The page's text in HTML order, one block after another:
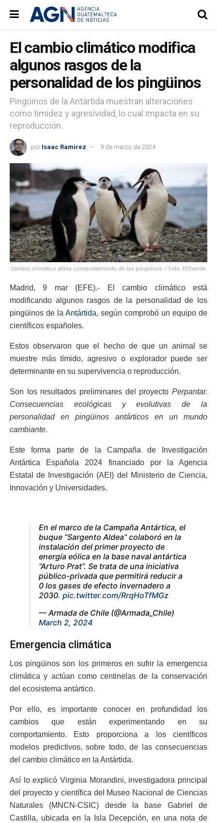
El cambio climático modifica
algunos rasgos de la
personalidad de los pingüinos
Pingüinos de la Antártida muestran alteraciones
como timidez y agresividad, lo cual impacta en su
reproducción.
por Isaac Ramirez 9 de marzo de 2024
Cambio climático altera comportamiento de los pingüinos. / Foto: EFEverde.
Madrid, 9 mar (EFE).- El cambio climático está
modificando algunos rasgos de la personalidad de los
pingüinos de la Antártida, según comprobó un equipo de
científicos españoles.
Estos observaron que el hecho de que un animal se
muestre más tímido, agresivo o explorador puede ser
determinante en su supervivencia o reproducción.
Son los resultados preliminares del proyecto Perpantar.
Consecuencias ecológicas y evolutivas de la
personalidad en pingüinos antárticos en un mundo
cambiante.
Este forma parte de la Campaña de Investigación
Antártica Española 2024 financiado por la Agencia
Estatal de Investigación (AEI) del Ministerio de Ciencia,
Innovación y Universidades.
En el marco de la Campaña Antártica, el
buque “Sargento Aldea” colaboró en la
instalación del primer proyecto de
energía eólica en la base naval antártica
“Arturo Prat”. Se trata de una iniciativa
público-privada que permitirá reducir a
0 los gases de efecto invernadero a
2030. pic.twitter.com/RrqHoTfMGz
— Armada de Chile (@Armada_Chile)
March 2, 2024
Emergencia climática
Los pingüinos son los primeros en sufrir la emergencia
climática y actúan como centinelas de la conservación
del ecosistema antártico.
Por ello, es importante conocer en profundidad los
cambios que están experimentando en su
comportamiento. Esto proporciona a los científicos
modelos predictivos, sobre todo, de las consecuencias
del cambio climático en la Antártida.
Así lo explicó Virginia Morandini, investigadora principal
del proyecto y científica del Museo Nacional de Ciencias
Naturales (MNCN-CSIC) desde la base Gabriel de
Castilla, ubicada en la Isla Decepción, en una nota de